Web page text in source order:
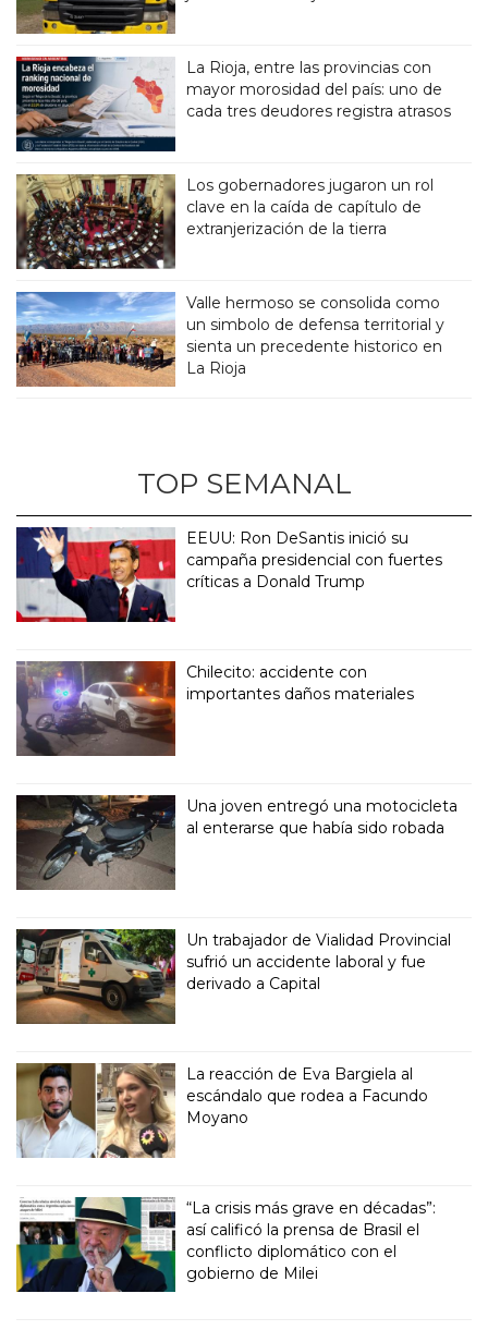
La Rioja, entre las provincias con
mayor morosidad del país: uno de
cada tres deudores registra atrasos
Los gobernadores jugaron un rol
clave en la caída de capítulo de
extranjerización de la tierra
Valle hermoso se consolida como
un simbolo de defensa territorial y
sienta un precedente historico en
La Rioja
TOP SEMANAL
EEUU: Ron DeSantis inició su
campaña presidencial con fuertes
críticas a Donald Trump
Chilecito: accidente con
importantes daños materiales
Una joven entregó una motocicleta
al enterarse que había sido robada
Un trabajador de Vialidad Provincial
sufrió un accidente laboral y fue
derivado a Capital
La reacción de Eva Bargiela al
escándalo que rodea a Facundo
Moyano
“La crisis más grave en décadas”:
así calificó la prensa de Brasil el
conflicto diplomático con el
gobierno de Milei